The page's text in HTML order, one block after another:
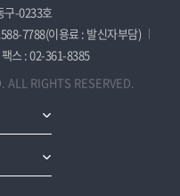
구-0233호
7788(이용료 : 발신자부담)
팩스 : 02-361-8385
RIGHTS RESERVED.